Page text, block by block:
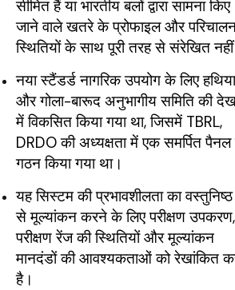
सीमित हैं या भारतीय बलों द्वारा सामना किए
जाने वाले खतरे के प्रोफाइल और
स्थितियों के साथ पूरी तरह से संरेखित
नया स्टैंडर्ड नागरिक उपयोग के लिए
और गोला-बारूद अनुभागीय समिति की
में विकसित किया गया था, जिसमें TBRL,
DRDO की अध्यक्षता में एक समर्पित पैनल
गठन किया गया था।
यह सिस्टम की प्रभावशीलता का
से मूल्यांकन करने के लिए परीक्षण उपकरण,
परीक्षण रेंज की स्थितियों और मूल्यांकन
मानदंडों की आवश्यकताओं को रेखांकित
है।